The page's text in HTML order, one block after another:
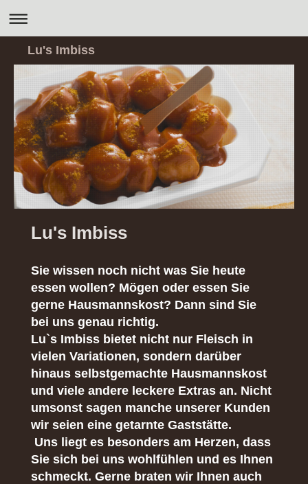
Lu's Imbiss
Lu's Imbiss
Sie wissen noch nicht was Sie heute
essen wollen? Mögen oder essen Sie
gerne Hausmannskost? Dann sind Sie
bei uns genau richtig.
Lu`s Imbiss bietet nicht nur Fleisch in
vielen Variationen, sondern darüber
hinaus selbstgemachte Hausmannskost
und viele andere leckere Extras an. Nicht
umsonst sagen manche unserer Kunden
wir seien eine getarnte Gaststätte.
Uns liegt es besonders am Herzen, dass
Sie sich bei uns wohlfühlen und es Ihnen
schmeckt. Gerne braten wir Ihnen auch